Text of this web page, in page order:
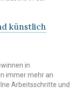
künstlich
in
immer mehr an
Arbeitsschritte und